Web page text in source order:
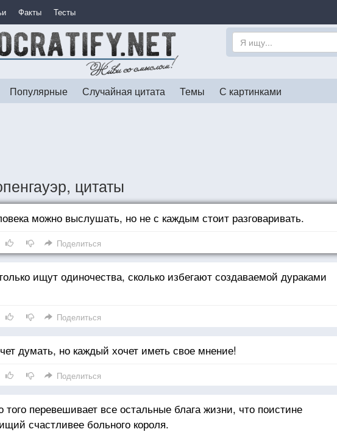
Факты Тесты
Популярные Случайная цитата Темы С картинками
цитаты
можно выслушать, но не с каждым стоит разговаривать.
Поделиться
ищут одиночества, сколько избегают создаваемой дураками
Поделиться
думать, но каждый хочет иметь свое мнение!
Поделиться
того перевешивает все остальные блага жизни, что поистине
счастливее больного короля.